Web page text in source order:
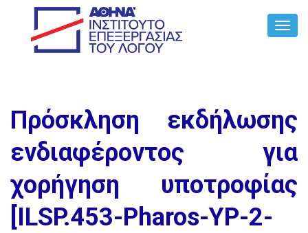
Πρόσκληση εκδήλωσης
ενδιαφέροντος για
χορήγηση υποτροφίας
[ILSP.453-Pharos-YP-2-